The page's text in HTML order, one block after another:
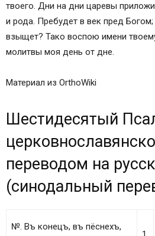
твоего. Дни на дни царeвы
и рода. Пребудет в век пред Богом;
взыщет? Тако воспою имени
молитвы моя день от дне.
Материал из OrthoWiki
Шестидесятый
переводом на
(синодальный
№. Въ конeцъ, въ пёснехъ,